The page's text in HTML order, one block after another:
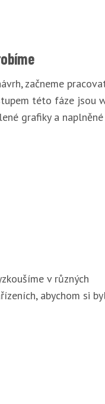
začneme
této fáze jsou
grafiky a
v různých
abychom si